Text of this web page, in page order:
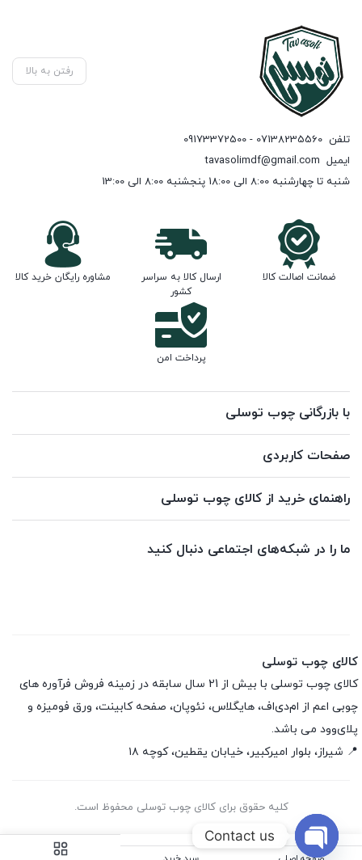
رفتن به بالا
تلفن 07138235560 - 09173372500
ایمیل tavasolimdf@gmail.com
شنبه تا چهارشنبه 8:00 الی 18:00 پنجشنبه 8:00 الی 13:00
ضمانت اصالت کالا
ارسال کالا به سراسر
کشور
مشاوره رایگان خرید کالا
پرداخت امن
با بازرگانی چوب توسلی
صفحات کاربردی
راهنمای خرید از کالای چوب توسلی
ما را در شبکه‌های اجتماعی دنبال کنید
کالای چوب توسلی
کالای چوب توسلی با بیش از 21 سال سابقه در زمینه فروش فرآوره های
چوبی اعم از ام‌دی‌اف، هایگلاس، نئوپان، صفحه کابینت، ورق فومیزه و
پلای‌وود می باشد.
📍 شیراز، بلوار امیرکبیر، خیابان یقطین، کوچه ۱۸
کلیه حقوق برای کالای چوب توسلی محفوظ است.
Contact us